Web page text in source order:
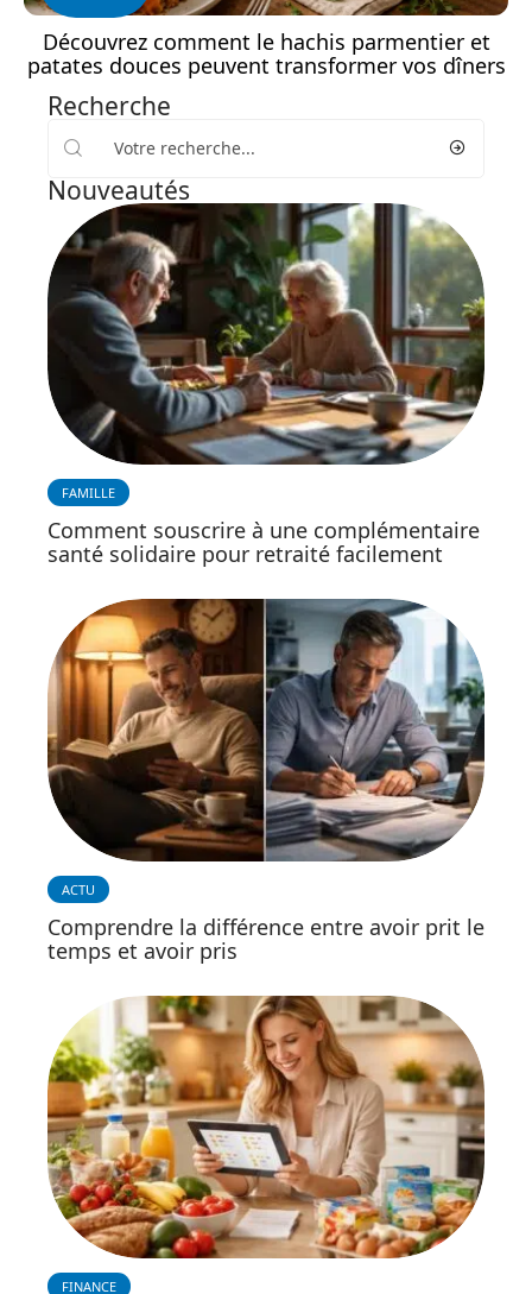
Découvrez comment le hachis parmentier et
patates douces peuvent transformer vos dîners
Recherche
Nouveautés
FAMILLE
Comment souscrire à une complémentaire
santé solidaire pour retraité facilement
ACTU
Comprendre la différence entre avoir prit le
temps et avoir pris
FINANCE